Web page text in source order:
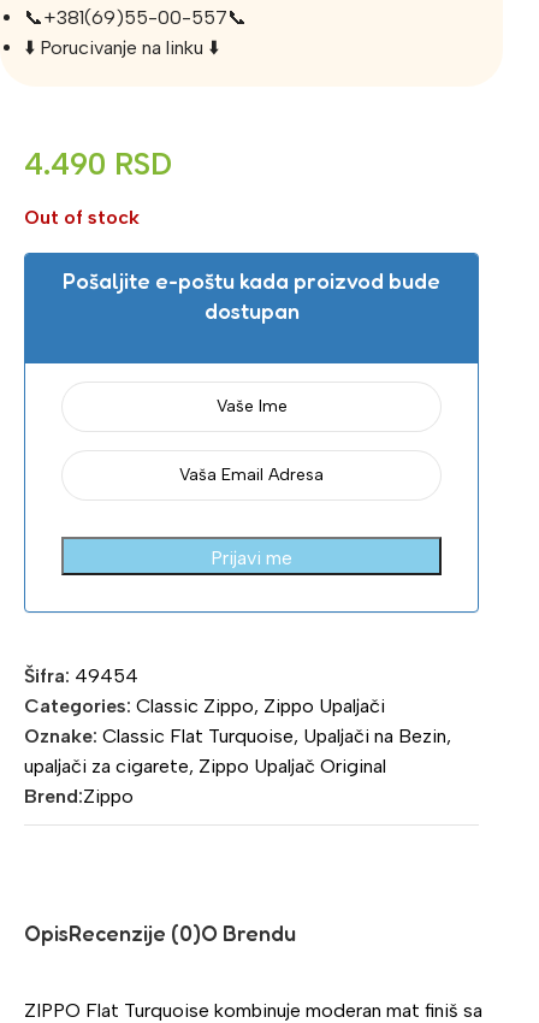
📞+381(69)55-00-557📞
⬇️ Porucivanje na linku ⬇️
4.490 RSD
Out of stock
Pošaljite e-poštu kada proizvod bude
dostupan
Prijavi me
Šifra: 49454
Categories: Classic Zippo, Zippo Upaljači
Oznake: Classic Flat Turquoise, Upaljači na Bezin,
upaljači za cigarete, Zippo Upaljač Original
Brend:Zippo
OpisRecenzije (0)O Brendu
ZIPPO Flat Turquoise kombinuje moderan mat finiš sa